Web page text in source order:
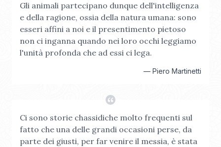
Gli animali partecipano dunque dell'intelligenza
e della ragione, ossia della natura umana: sono
esseri affini a noi e il presentimento pietoso
non ci inganna quando nei loro occhi leggiamo
l'unità profonda che ad essi ci lega.
— Piero Martinetti
Ci sono storie chassidiche molto frequenti sul
fatto che una delle grandi occasioni perse, da
parte dei giusti, per far venire il messia, è stata